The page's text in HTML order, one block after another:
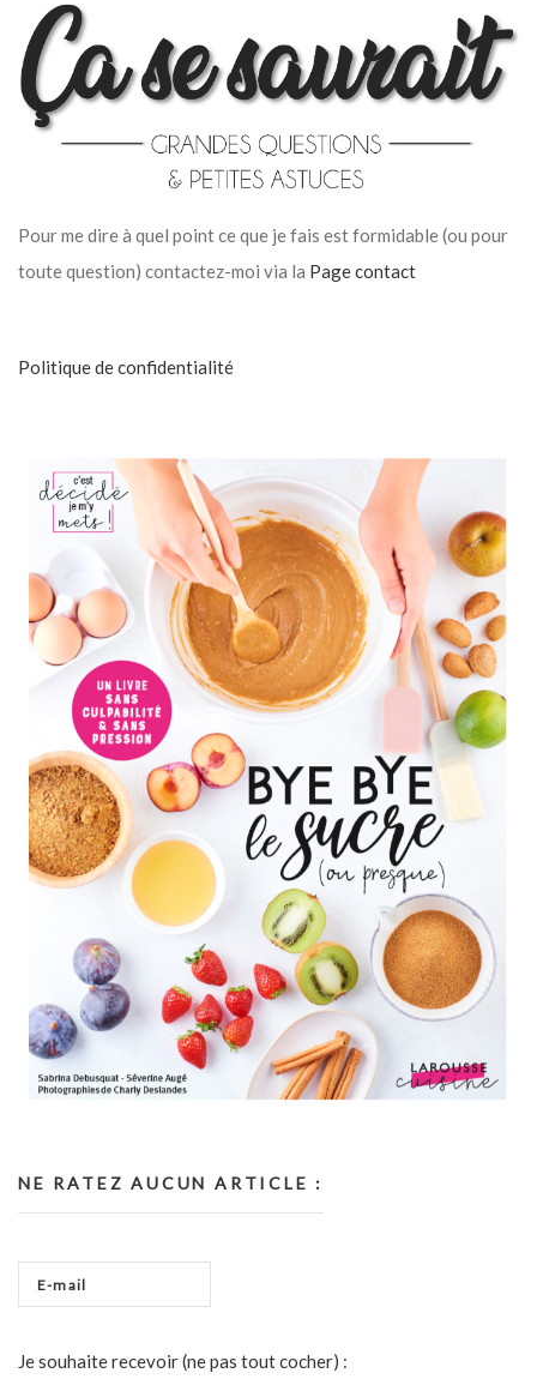
Pour me dire à quel point ce que je fais est formidable (ou pour
toute question) contactez-moi via la Page contact
Politique de confidentialité
NE RATEZ AUCUN ARTICLE :
Je souhaite recevoir (ne pas tout cocher) :